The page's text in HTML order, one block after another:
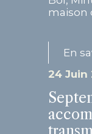
maison
En
24 Juin